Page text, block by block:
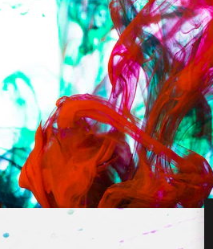
ツ
2026 Freepik Company S.L.U.